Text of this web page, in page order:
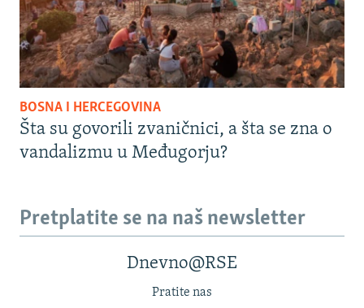
BOSNA I HERCEGOVINA
Šta su govorili zvaničnici, a šta se zna o
vandalizmu u Međugorju?
Pretplatite se na naš newsletter
Dnevno@RSE
Pratite nas